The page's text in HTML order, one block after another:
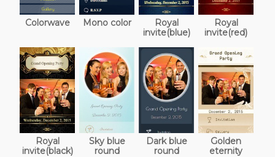
Colorwave Mono color
Royal
invite(blue)
Royal
invite(red)
Royal
invite(black)
Sky blue
round
Dark blue
round
Golden
eternity